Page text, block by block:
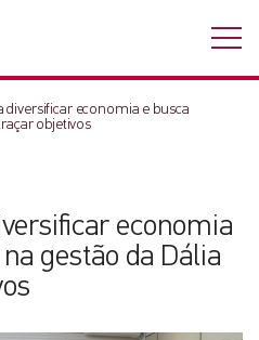
diversificar economia e busca
objetivos
economia
gestão da Dália